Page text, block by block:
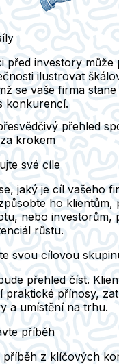
před investory může
ilustrovat
se vaše firma
konkurencí.
přehled
krokem
své cíle
jaký je cíl vašeho
ho klientům,
nebo investorům,
růstu.
svou cílovou
přehled číst.
praktické přínosy,
a umístění na trhu.
příběh
příběh z klíčových